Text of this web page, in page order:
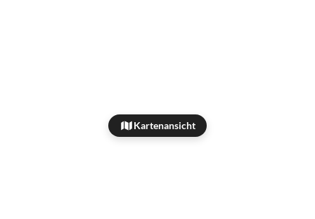
Kartenansicht